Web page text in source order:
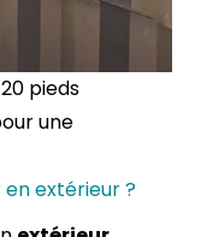
pieds
une
extérieur ?